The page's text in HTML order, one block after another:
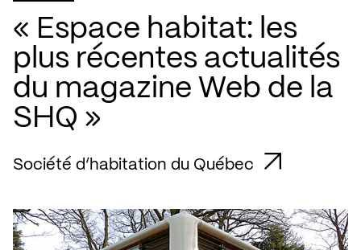
« Espace habitat: les
plus récentes actualités
du magazine Web de la
SHQ »
Société d’habitation du Québec